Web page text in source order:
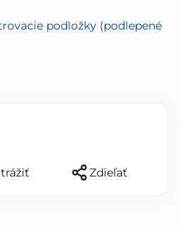
podložky (podlepené
Zdieľať